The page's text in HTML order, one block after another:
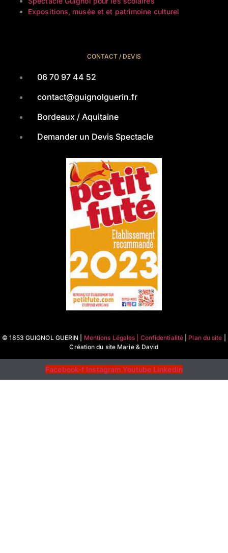
Expositions, musée et et patrimoine culturel
CONTACT / DEVIS
06 70 97 44 52
contact@guignolguerin.fr
Bordeaux / Aquitaine
Demander un Devis Spectacle
© 1853 GUIGNOL GUERIN | Mentions Légales | Confidentialité Plan du site
Création du site Marie & David
Facebook-f Instagram Youtube Linkedin